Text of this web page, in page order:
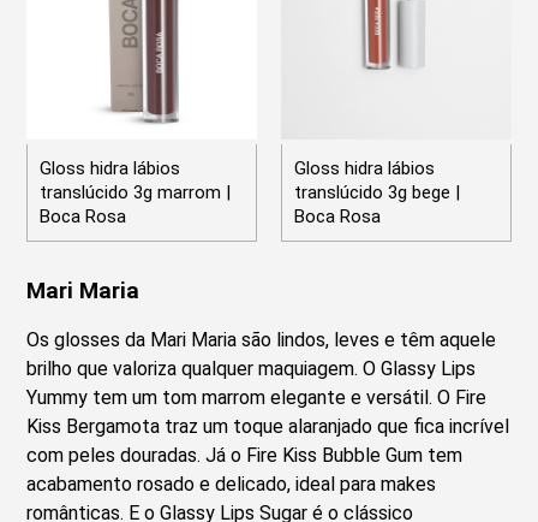
Gloss hidra lábios
translúcido 3g marrom |
Boca Rosa
Gloss hidra lábios
translúcido 3g bege |
Boca Rosa
Mari Maria
Os glosses da Mari Maria são lindos, leves e têm aquele
brilho que valoriza qualquer maquiagem. O Glassy Lips
Yummy tem um tom marrom elegante e versátil. O Fire
Kiss Bergamota traz um toque alaranjado que fica incrível
com peles douradas. Já o Fire Kiss Bubble Gum tem
acabamento rosado e delicado, ideal para makes
românticas. E o Glassy Lips Sugar é o clássico